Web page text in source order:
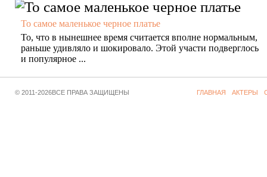
То самое маленькое черное платье
То, что в нынешнее время считается вполне нормальным,
раньше удивляло и шокировало. Этой участи подверглось
и популярное ...
© 2011-2026ВСЕ ПРАВА ЗАЩИЩЕНЫ ГЛАВНАЯ АКТЕРЫ